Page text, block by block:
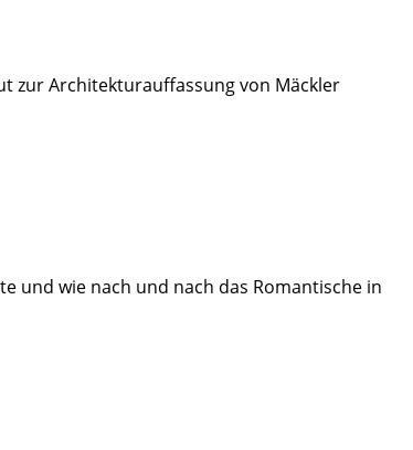
zur Architekturauffassung von Mäckler
und wie nach und nach das Romantische in